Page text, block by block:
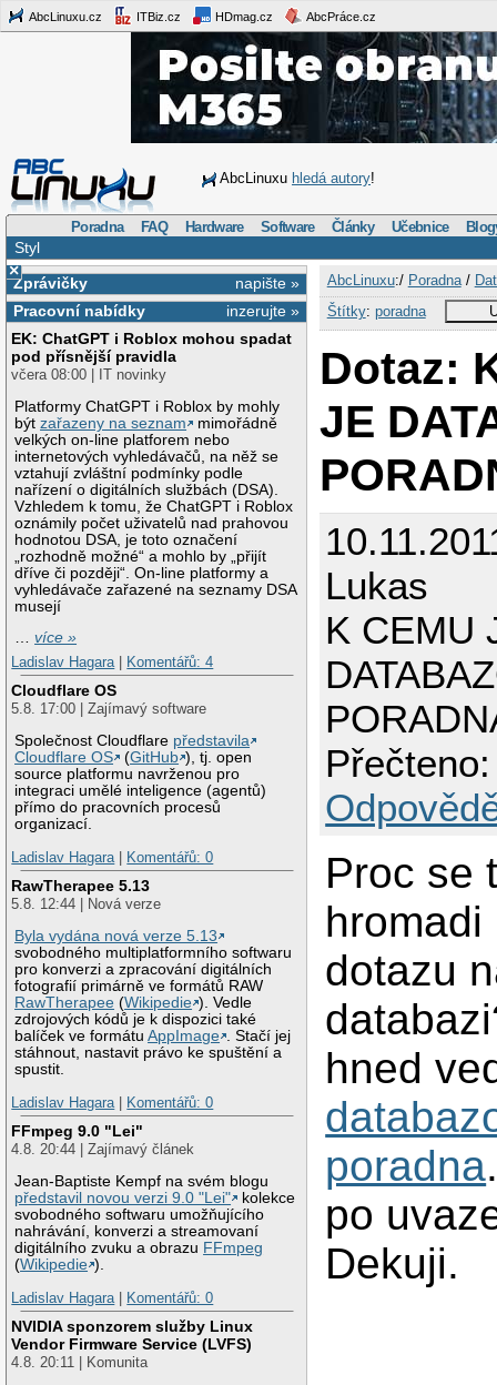
AbcLinuxu.cz ITBiz.cz HDmag.cz AbcPráce.cz
AbcLinuxu hledá autory!
Poradna FAQ Hardware Software Články Učebnice
Styl
×
napište »
Zprávičky
inzerujte »
Pracovní nabídky
EK: ChatGPT i Roblox mohou spadat
pod přísnější pravidla
včera 08:00 | IT novinky
Platformy ChatGPT i Roblox by mohly
býtzařazeny na seznam
mimořádně
velkých on-line platforem nebo
internetových vyhledávačů, na něž se
vztahují zvláštní podmínky podle
nařízení o digitálních službách (DSA).
Vzhledem k tomu, že ChatGPT i Roblox
oznámily počet uživatelů nad prahovou
hodnotou DSA, je toto označení
„rozhodně možné“ a mohlo by „přijít
dříve či později“. On-line platformy a
vyhledávače zařazené na seznamy DSA
musejí
…více »
Ladislav Hagara
Komentářů: 4
Cloudflare OS
5.8. 17:00 | Zajímavý software
Společnost Cloudflare představila
Cloudflare OS
(GitHub ), tj. open
source platformu navrženou pro
integraci umělé inteligence (agentů)
přímo do pracovních procesů
organizací.
Ladislav Hagara
Komentářů: 0
RawTherapee 5.13
5.8. 12:44 | Nová verze
Byla vydána nová verze 5.13
svobodného multiplatformního softwaru
pro konverzi a zpracování digitálních
fotografií primárně ve formátů RAW
RawTherapee (Wikipedie ). Vedle
zdrojových kódů je k dispozici také
balíček ve formátuAppImage . Stačí jej
stáhnout, nastavit právo ke spuštění a
spustit.
Ladislav Hagara
Komentářů: 0
FFmpeg 9.0 "Lei"
4.8. 20:44 | Zajímavý článek
Jean-Baptiste Kempf na svém blogu
představil novou verzi 9.0 "Lei"
kolekce
svobodného softwaru umožňujícího
nahrávání, konverzi a streamovaní
digitálního zvuku a obrazu FFmpeg
(Wikipedie ).
Ladislav Hagara
Komentářů: 0
NVIDIA sponzorem služby Linux
Vendor Firmware Service (LVFS)
4.8. 20:11 | Komunita
AbcLinuxu:/ Poradna/
Štítky: poradna
Dotaz:
JE
Lukas
K CEMU
Proc se
dotazu
hned
poradna
po
Dekuji.